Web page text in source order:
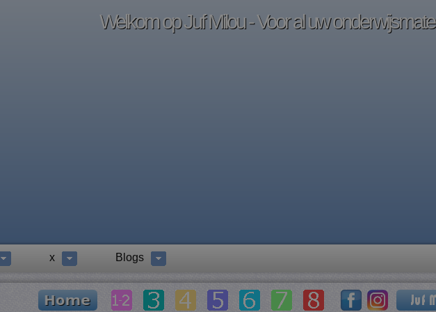
Welkom op Juf Milou - Voor al uw
x Blogs